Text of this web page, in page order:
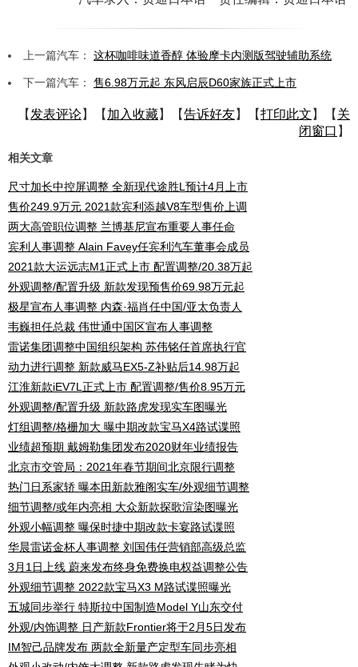
上一篇汽车： 这杯咖啡味道香醇 体验摩卡内测版驾驶辅助系统
下一篇汽车： 售6.98万元起 东风启辰D60家族正式上市
【 发表评论】【 加入收藏】【告诉好友】【打印此文 】【 关
闭窗口 】
相关文章
尺寸加长中控屏调整 全新现代途胜L预计4月上市
售价249.9万元 2021款宾利添越V8车型售价上调
两大高管职位调整 兰博基尼宣布重要人事任命
宾利人事调整 Alain Favey任宾利汽车董事会成员
2021款大运远志M1正式上市 配置调整/20.38万起
外观调整/配置升级 新款发现预售价69.98万元起
极星宣布人事调整 内森·福肖任中国/亚太负责人
韦巍担任总裁 伟世通中国区宣布人事调整
雷诺集团调整中国组织架构 苏伟铭任首席执行官
动力进行调整 新款威马EX5-Z补贴后14.98万起
江淮新款iEV7L正式上市 配置调整/售价8.95万元
外观调整/配置升级 新款路虎发现实车图曝光
灯组调整/格栅加大 曝中期改款宝马X4路试谍照
业绩超预期 戴姆勒集团发布2020财年业绩报告
北京市交管局：2021年春节期间北京限行调整
热门日系家轿 曝本田新款雅阁实车/外观细节调整
细节调整/或年内亮相 大众新款探歌渲染图曝光
外观小幅调整 曝保时捷中期改款卡宴路试谍照
华晨雷诺金杯人事调整 刘国伟任营销部高级总监
3月1日上线 蔚来发布终身免费换电权益调整公告
外观细节调整 2022款宝马X3 M路试谍照曝光
五城同步举行 特斯拉中国制造Model Y山东交付
外观/内饰调整 日产新款Frontier将于2月5日发布
IM智己品牌发布 两款全新量产定型车同步亮相